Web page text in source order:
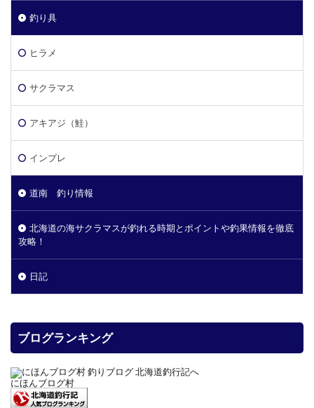
釣り具
ヒラメ
サクラマス
アキアジ（鮭）
インプレ
道南 釣り情報
北海道の海サクラマスが釣れる時期とポイントや釣果情報を徹底
攻略！
日記
ブログランキング
にほんブログ村